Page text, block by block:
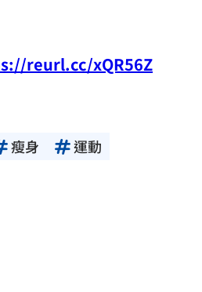
reurl.cc/xQR56Z
瘦身
運動